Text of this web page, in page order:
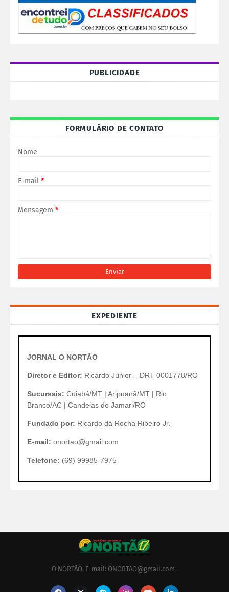
PUBLICIDADE
FORMULÁRIO DE CONTATO
Nome
E-mail *
Mensagem *
EXPEDIENTE
JORNAL O NORTÃO
Diretor e Editor: Ricardo Júnior – DRT 0001778/RO
Sucursais: Cuiabá/MT | Aripuanã/MT | Rio
Branco/AC | Candeias do Jamari/RO
Fundado por: Ricardo da Rocha Ribeiro Jr.
E-mail: onortao@gmail.com
Telefone: (69) 99985-7975
O NORTÃO, E-mail: ONORTAO@gmail.com .